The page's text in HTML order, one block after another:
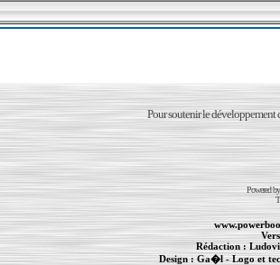
Pour soutenir le développement
Powered
Rédaction :
Design : Ga�l- Logo et